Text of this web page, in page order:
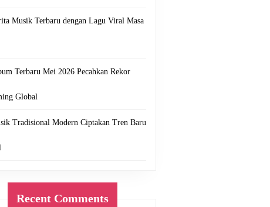
Musik Terbaru dengan Lagu Viral Masa
Terbaru Mei 2026 Pecahkan Rekor
Global
Tradisional Modern Ciptakan Tren Baru
Recent Comments